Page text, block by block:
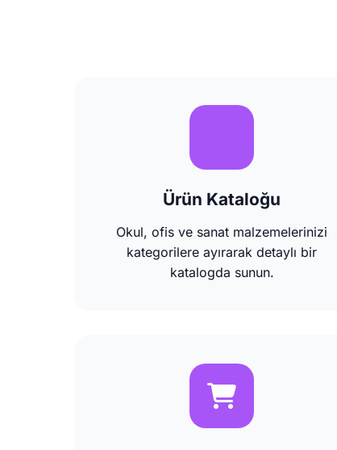
Ürün Kataloğu
Okul, ofis ve sanat malzemelerinizi
kategorilere ayırarak detaylı bir
katalogda sunun.